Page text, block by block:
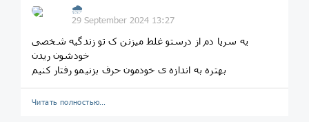
🌧
29 September 2024 13:27
یه سریا دم از درستو غلط میزنن ک تو زندگیه شخصی
خودشون ریدن
بهتره به اندازه ی خودمون حرف بزنیمو رفتار کنیم
Читать полностью…